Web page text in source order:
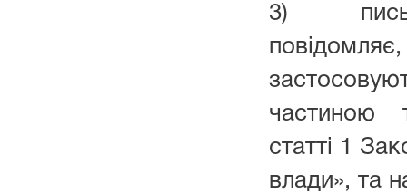
3)
частиною
статті 1
влади», та